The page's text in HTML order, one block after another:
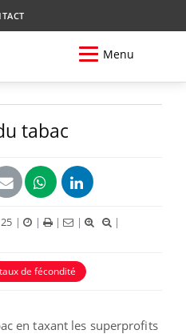
Menu
tabac
| | | |
|
taux de fécondité
en taxant les superprofits